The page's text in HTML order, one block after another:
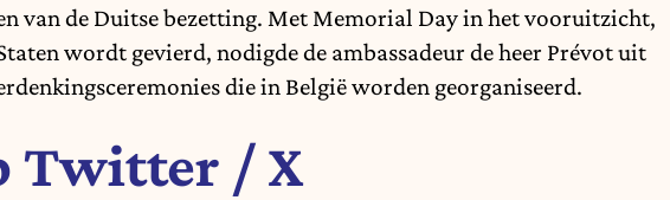
van de Duitse bezetting. Met Memorial Day in het vooruitzicht,
wordt gevierd, nodigde de ambassadeur de heer Prévot uit
die in België worden georganiseerd.
Twitter / X